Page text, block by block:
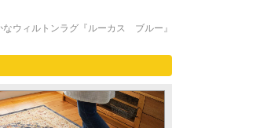
ウィルトンラグ『ルーカス ブルー』